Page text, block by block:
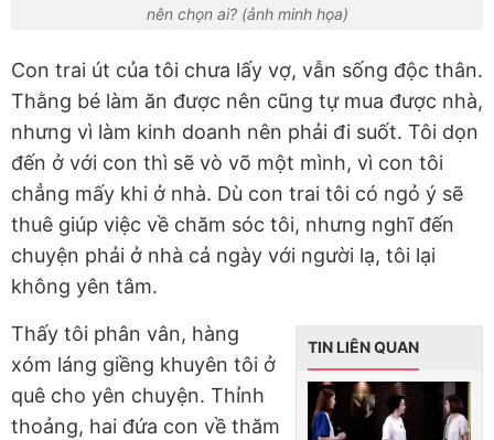
nên chọn ai? (ảnh minh họa)
Con trai út của tôi chưa lấy vợ, vẫn sống độc thân.
Thằng bé làm ăn được nên cũng tự mua được nhà,
nhưng vì làm kinh doanh nên phải đi suốt. Tôi dọn
đến ở với con thì sẽ vò võ một mình, vì con tôi
chẳng mấy khi ở nhà. Dù con trai tôi có ngỏ ý sẽ
thuê giúp việc về chăm sóc tôi, nhưng nghĩ đến
chuyện phải ở nhà cả ngày với người lạ, tôi lại
không yên tâm.
TIN LIÊN QUAN
Thấy tôi phân vân, hàng
xóm láng giềng khuyên tôi ở
quê cho yên chuyện. Thỉnh
thoảng, hai đứa con về thăm